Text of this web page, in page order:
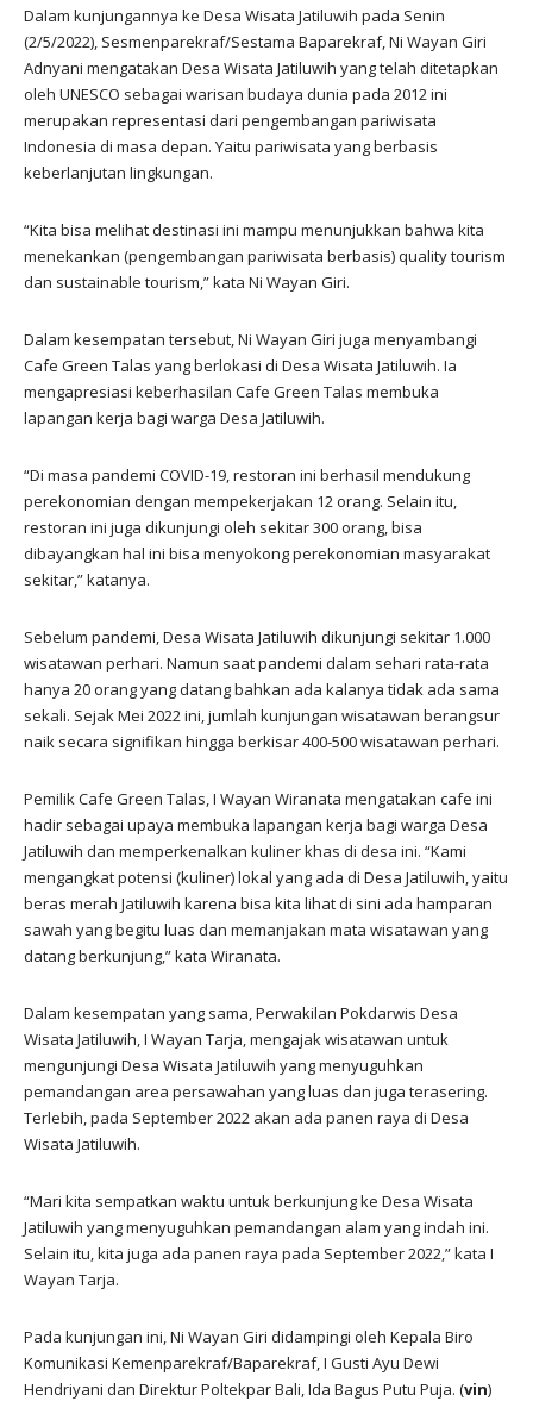
Dalam kunjungannya ke Desa Wisata Jatiluwih pada Senin
(2/5/2022), Sesmenparekraf/Sestama Baparekraf, Ni Wayan Giri
Adnyani mengatakan Desa Wisata Jatiluwih yang telah ditetapkan
oleh UNESCO sebagai warisan budaya dunia pada 2012 ini
merupakan representasi dari pengembangan pariwisata
Indonesia di masa depan. Yaitu pariwisata yang berbasis
keberlanjutan lingkungan.
“Kita bisa melihat destinasi ini mampu menunjukkan bahwa kita
menekankan (pengembangan pariwisata berbasis) quality tourism
dan sustainable tourism,” kata Ni Wayan Giri.
Dalam kesempatan tersebut, Ni Wayan Giri juga menyambangi
Cafe Green Talas yang berlokasi di Desa Wisata Jatiluwih. Ia
mengapresiasi keberhasilan Cafe Green Talas membuka
lapangan kerja bagi warga Desa Jatiluwih.
“Di masa pandemi COVID-19, restoran ini berhasil mendukung
perekonomian dengan mempekerjakan 12 orang. Selain itu,
restoran ini juga dikunjungi oleh sekitar 300 orang, bisa
dibayangkan hal ini bisa menyokong perekonomian masyarakat
sekitar,” katanya.
Sebelum pandemi, Desa Wisata Jatiluwih dikunjungi sekitar 1.000
wisatawan perhari. Namun saat pandemi dalam sehari rata-rata
hanya 20 orang yang datang bahkan ada kalanya tidak ada sama
sekali. Sejak Mei 2022 ini, jumlah kunjungan wisatawan berangsur
naik secara signifikan hingga berkisar 400-500 wisatawan perhari.
Pemilik Cafe Green Talas, I Wayan Wiranata mengatakan cafe ini
hadir sebagai upaya membuka lapangan kerja bagi warga Desa
Jatiluwih dan memperkenalkan kuliner khas di desa ini. “Kami
mengangkat potensi (kuliner) lokal yang ada di Desa Jatiluwih, yaitu
beras merah Jatiluwih karena bisa kita lihat di sini ada hamparan
sawah yang begitu luas dan memanjakan mata wisatawan yang
datang berkunjung,” kata Wiranata.
Dalam kesempatan yang sama, Perwakilan Pokdarwis Desa
Wisata Jatiluwih, I Wayan Tarja, mengajak wisatawan untuk
mengunjungi Desa Wisata Jatiluwih yang menyuguhkan
pemandangan area persawahan yang luas dan juga terasering.
Terlebih, pada September 2022 akan ada panen raya di Desa
Wisata Jatiluwih.
“Mari kita sempatkan waktu untuk berkunjung ke Desa Wisata
Jatiluwih yang menyuguhkan pemandangan alam yang indah ini.
Selain itu, kita juga ada panen raya pada September 2022,” kata I
Wayan Tarja.
Pada kunjungan ini, Ni Wayan Giri didampingi oleh Kepala Biro
Komunikasi Kemenparekraf/Baparekraf, I Gusti Ayu Dewi
Hendriyani dan Direktur Poltekpar Bali, Ida Bagus Putu Puja. (vin)